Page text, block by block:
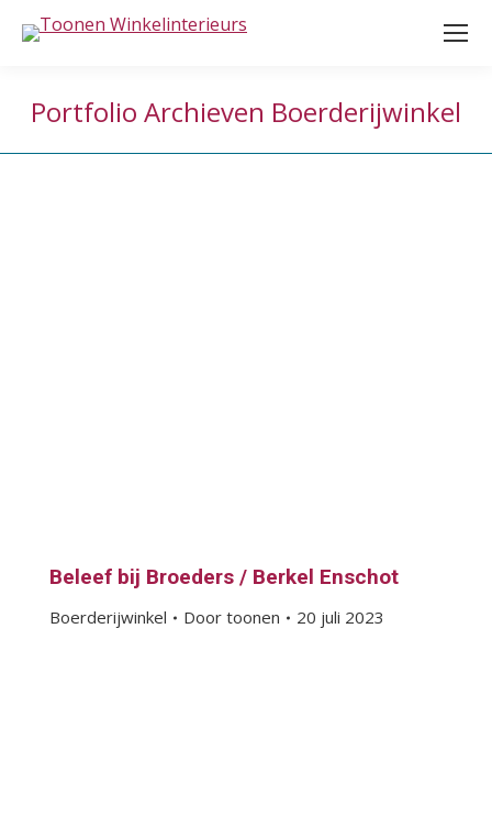
Portfolio Archieven Boerderijwinkel
Beleef bij Broeders / Berkel Enschot
Boerderijwinkel Door toonen 20 juli 2023